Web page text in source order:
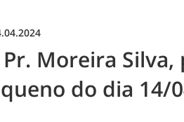
Moreira
do dia 14/